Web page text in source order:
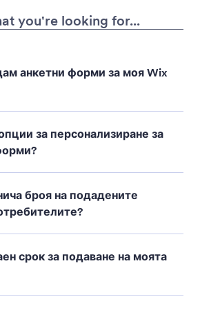
анкетни форми за моя Wix
за персонализиране за
броя на подадените
срок за подаване на моята